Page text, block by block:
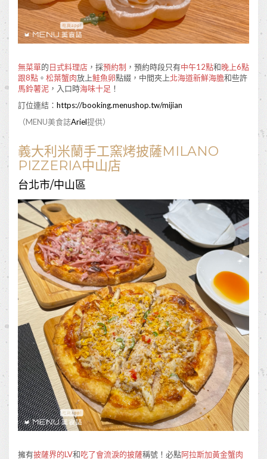
無菜單的日式料理店 ，採預約制 ，預約時段只有中午12點和晚上6點
跟8點 。 松葉蟹肉放上鮭魚卵點綴，中間夾上北海道新鮮海膽和些許
馬鈴薯泥 ，入口時海味十足 ！
訂位連結： https://booking.menushop.tw/mijian
（MENU美食誌Ariel提供）
義大利米蘭手工窯烤披薩MILANO
PIZZERIA中山店
台北市/中山區
擁有披薩界的LV和吃了會流淚的披薩稱號！必點阿拉斯加黃金蟹肉